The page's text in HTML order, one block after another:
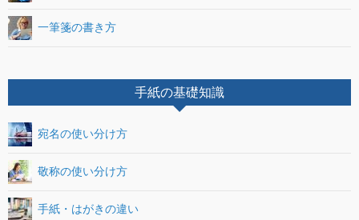
一筆箋の書き方
手紙の基礎知識
宛名の使い分け方
敬称の使い分け方
手紙・はがきの違い